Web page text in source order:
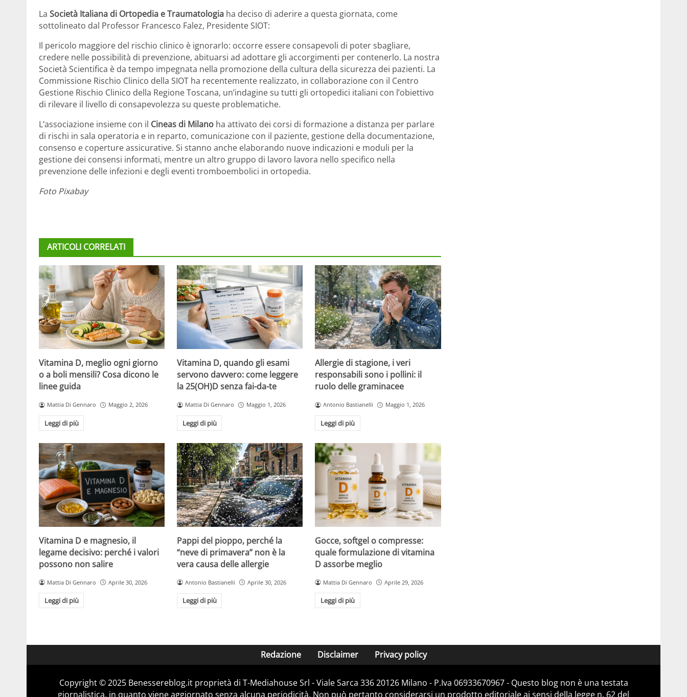
La Società Italiana di Ortopedia e Traumatologia ha deciso di aderire a questa giornata, come
sottolineato dal Professor Francesco Falez, Presidente SIOT:
Il pericolo maggiore del rischio clinico è ignorarlo: occorre essere consapevoli di poter sbagliare,
credere nelle possibilità di prevenzione, abituarsi ad adottare gli accorgimenti per contenerlo. La nostra
Società Scientifica è da tempo impegnata nella promozione della cultura della sicurezza dei pazienti. La
Commissione Rischio Clinico della SIOT ha recentemente realizzato, in collaborazione con il Centro
Gestione Rischio Clinico della Regione Toscana, un’indagine su tutti gli ortopedici italiani con l’obiettivo
di rilevare il livello di consapevolezza su queste problematiche.
L’associazione insieme con il Cineas di Milano ha attivato dei corsi di formazione a distanza per parlare
di rischi in sala operatoria e in reparto, comunicazione con il paziente, gestione della documentazione,
consenso e coperture assicurative. Si stanno anche elaborando nuove indicazioni e moduli per la
gestione dei consensi informati, mentre un altro gruppo di lavoro lavora nello specifico nella
prevenzione delle infezioni e degli eventi tromboembolici in ortopedia.
Foto Pixabay
ARTICOLI CORRELATI
Vitamina D, meglio ogni giorno
o a boli mensili? Cosa dicono le
linee guida
Mattia Di Gennaro Maggio 2, 2026
Leggi di più
Vitamina D, quando gli esami
servono davvero: come leggere
la 25(OH)D senza fai-da-te
Mattia Di Gennaro Maggio 1, 2026
Leggi di più
Allergie di stagione, i veri
responsabili sono i pollini: il
ruolo delle graminacee
Antonio Bastianelli Maggio 1, 2026
Leggi di più
Vitamina D e magnesio, il
legame decisivo: perché i valori
possono non salire
Mattia Di Gennaro Aprile 30, 2026
Leggi di più
Pappi del pioppo, perché la
“neve di primavera” non è la
vera causa delle allergie
Antonio Bastianelli Aprile 30, 2026
Leggi di più
Gocce, softgel o compresse:
quale formulazione di vitamina
D assorbe meglio
Mattia Di Gennaro Aprile 29, 2026
Leggi di più
Redazione Disclaimer Privacy policy
Copyright © 2025 Benessereblog.it proprietà di T-Mediahouse Srl - Viale Sarca 336 20126 Milano - P.Iva 06933670967 - Questo blog non è una testata
giornalistica, in quanto viene aggiornato senza alcuna periodicità. Non può pertanto considerarsi un prodotto editoriale ai sensi della legge n. 62 del